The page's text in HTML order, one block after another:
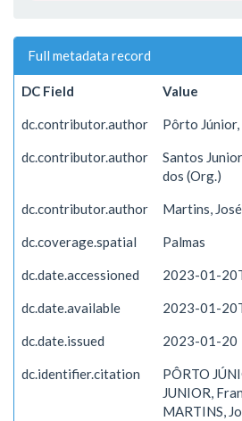
Full metadata record
DC Field Value
dc.contributor.author Pôrto
dc.contributor.author
Santos
dos (Org.)
dc.contributor.author Martins,
dc.coverage.spatial Palmas
dc.date.accessioned 2023-01-
dc.date.available 2023-01-
dc.date.issued 2023-01-20
dc.identifier.citation
PÔRTO
JUNIOR,
MARTINS,